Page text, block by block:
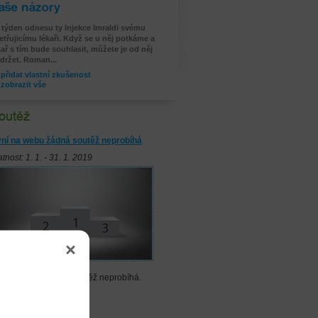
zkušenosti
týden odnesu ty Injekce Imraldi svému
lékaři. Když se u něj potkáme a
s tím bude souhlasit, můžete je od něj
Roman...
přidat vlastní zkušenost
zobrazit vše
na webu žádná soutěž neprobíhá
1. 1. - 31. 1. 2019
na webu žádná soutěž neprobíhá.